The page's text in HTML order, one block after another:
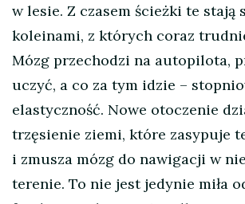
w lesie. Z czasem ścieżki te stają
koleinami, z których coraz
Mózg przechodzi na autopilota,
uczyć, a co za tym idzie –
elastyczność. Nowe otoczenie
trzęsienie ziemi, które zasypuje
i zmusza mózg do nawigacji w
terenie. To nie jest jedynie miła